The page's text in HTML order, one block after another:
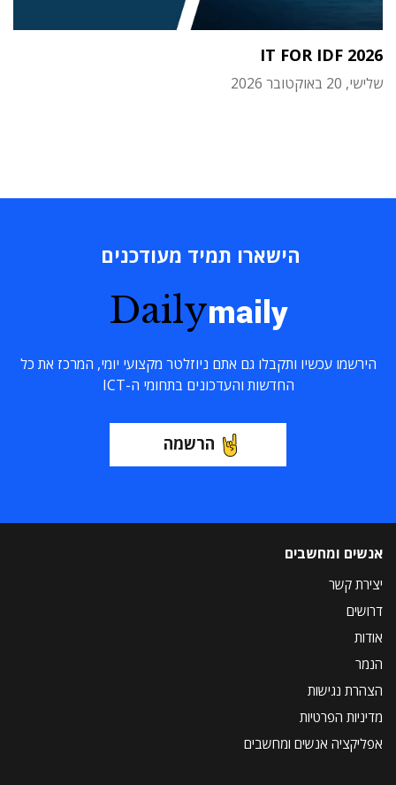
IT FOR IDF 2026
שלישי, 20 באוקטובר 2026
הישארו תמיד מעודכנים
Dailymaily
הירשמו עכשיו ותקבלו גם אתם ניוזלטר מקצועי יומי, המרכז את כל
החדשות והעדכונים בתחומי ה-ICT
הרשמה
אנשים ומחשבים
יצירת קשר
דרושים
אודות
הנמר
הצהרת נגישות
מדיניות הפרטיות
אפליקציה אנשים ומחשבים